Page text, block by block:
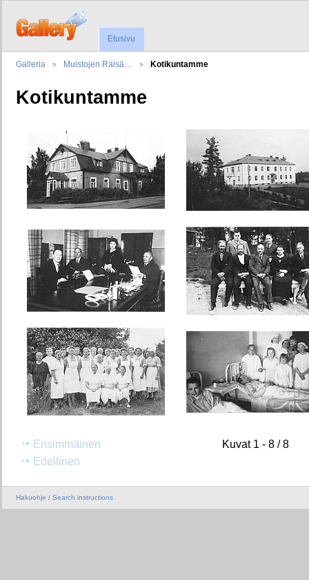
Etusivu
Galleria Muistojen Räisä… Kotikuntamme
Kotikuntamme
Ensimmäinen
Edellinen
Kuvat 1 - 8 / 8
Hakuohje / Search instructions